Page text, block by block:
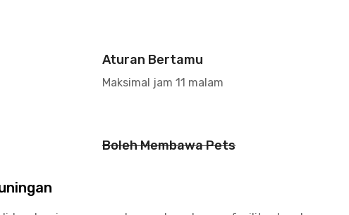
Aturan Bertamu
Maksimal jam 11 malam
Boleh Membawa Pets